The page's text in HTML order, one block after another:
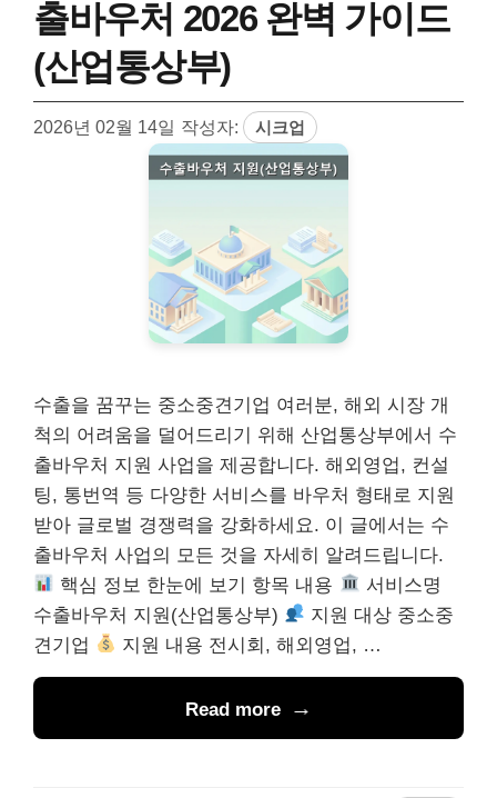
출바우처 2026 완벽 가이드
(산업통상부)
2026년 02월 14일 작성자: 시크업
수출을 꿈꾸는 중소중견기업 여러분, 해외 시장 개
척의 어려움을 덜어드리기 위해 산업통상부에서 수
출바우처 지원 사업을 제공합니다. 해외영업, 컨설
팅, 통번역 등 다양한 서비스를 바우처 형태로 지원
받아 글로벌 경쟁력을 강화하세요. 이 글에서는 수
출바우처 사업의 모든 것을 자세히 알려드립니다.
핵심 정보 한눈에 보기 항목 내용
서비스명
수출바우처 지원(산업통상부)
지원 대상 중소중
견기업
지원 내용 전시회, 해외영업, …
Read more